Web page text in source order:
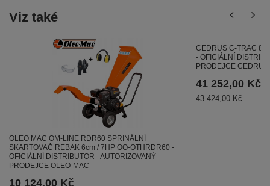
Viz také
OLEO MAC OM-LINE RDR60 SPRINÁLNÍ
SKARTOVAČ REBAK 6cm / 7HP OO-OTHRDR60 -
OFICIÁLNÍ DISTRIBUTOR - AUTORIZOVANÝ
PRODEJCE OLEO-MAC
10 124,00 Kč
CEDRUS C-TRAC
- OFICIÁLNÍ
PRODEJCE CEDRUS
41 252,00 Kč
43 424,00 Kč